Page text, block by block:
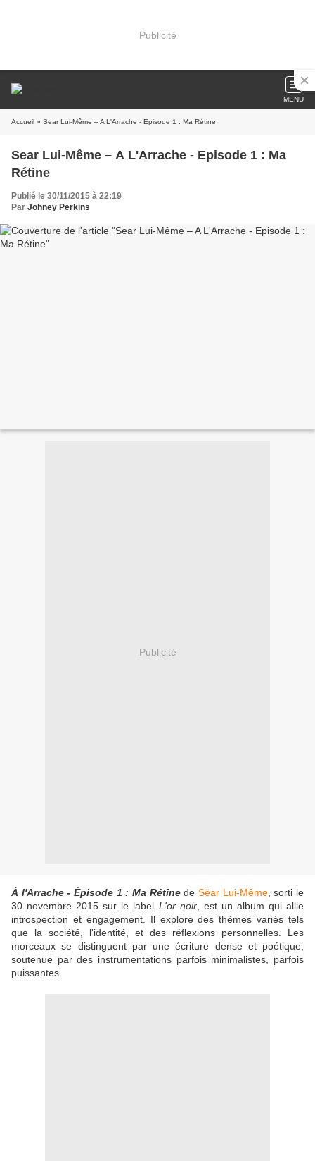
Publicité
MENU
Accueil » Sear Lui-Même – A L'Arrache - Episode 1 : Ma Rétine
Sear Lui-Même – A L'Arrache - Episode 1 : Ma
Rétine
Publié le 30/11/2015 à 22:19
Par Johney Perkins
Publicité
À l'Arrache - Épisode 1 : Ma RétinedeSëar Lui-Même, sorti le
30 novembre 2015 sur le label L'or noir, est un album qui allie
introspection et engagement. Il explore des thèmes variés tels
que la société, l'identité, et des réflexions personnelles. Les
morceaux se distinguent par une écriture dense et poétique,
soutenue par des instrumentations parfois minimalistes, parfois
puissantes.